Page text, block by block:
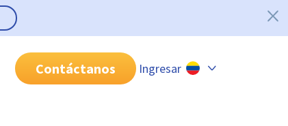
Contáctanos Ingresar